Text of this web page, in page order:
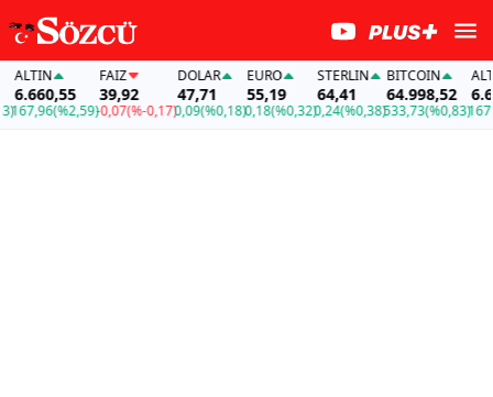
(%2,59)
FAİZ
39,92
-0,07(%-0,17)
DOLAR
47,71
0,09(%0,18)
EURO
55,19
0,18(%0,32)
STERLIN
64,41
0,24(%0,38)
BITCOIN
64.998,52
533,73(%0,83)
ALTIN
167,96